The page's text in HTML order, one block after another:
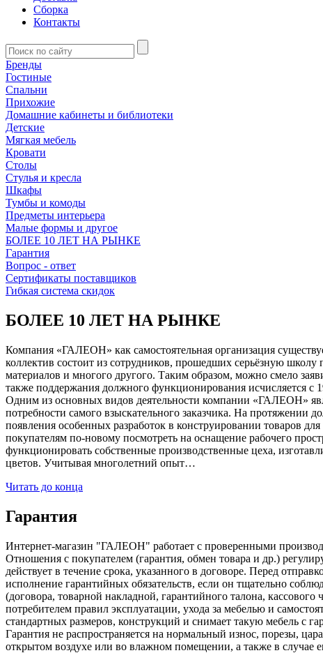
Сборка
Контакты
Бренды
Гостиные
Спальни
Прихожие
Домашние кабинеты и библиотеки
Детские
Мягкая мебель
Кровати
Столы
Стулья и кресла
Шкафы
Тумбы и комоды
Предметы интерьера
Малые формы и другое
БОЛЕЕ 10 ЛЕТ НА РЫНКЕ
Гарантия
Вопрос - ответ
Сертификаты поставщиков
Гибкая система скидок
БОЛЕЕ 10 ЛЕТ НА РЫНКЕ
Компания «ГАЛЕОН» как самостоятельная организация
коллектив состоит из сотрудников, прошедших серьёзную
материалов и многого другого. Таким образом, можно смело
также поддержания должного функционирования исчисляется с
Одним из основных видов деятельности компании «ГАЛЕОН»
потребности самого взыскательного заказчика. На протяжении
появления особенных разработок в конструировании товаров
покупателям по-новому посмотреть на оснащение рабочего
функционировать собственные производственные цеха,
цветов. Учитывая многолетний опыт…
Читать до конца
Гарантия
Интернет-магазин "ГАЛЕОН" работает с проверенными
Отношения с покупателем (гарантия, обмен товара и др.)
действует в течение срока, указанного в договоре. Перед
исполнение гарантийных обязательств, если он тщательно
(договора, товарной накладной, гарантийного талона,
потребителем правил эксплуатации, ухода за мебелью и
стандартных размеров, конструкций и снимает такую мебель с
Гарантия не распространяется на нормальный износ, порезы,
открытом воздухе или во влажном помещении, а также в